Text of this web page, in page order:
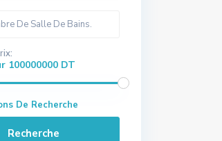
100000000 DT
De Recherche
Recherche